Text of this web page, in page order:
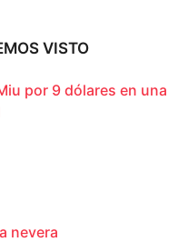
VISTO
por 9 dólares en una
nevera